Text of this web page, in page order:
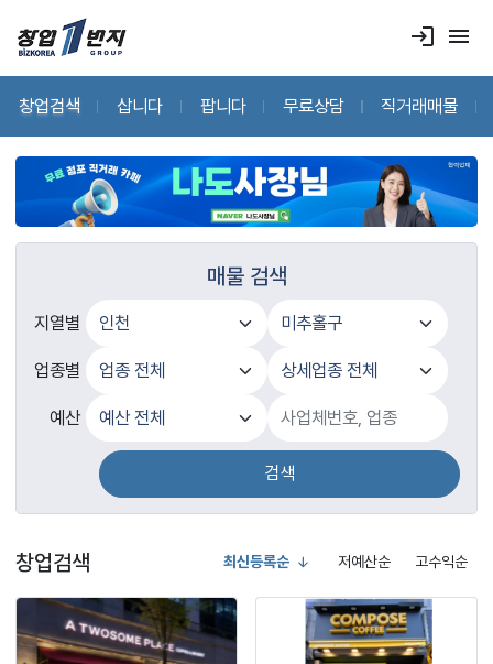
login menu
창업검색 삽니다 팝니다 무료상담 직거래매물
매물 검색
지열별
업종별
예산
검색
창업검색 최신등록순 저예산순 고수익순